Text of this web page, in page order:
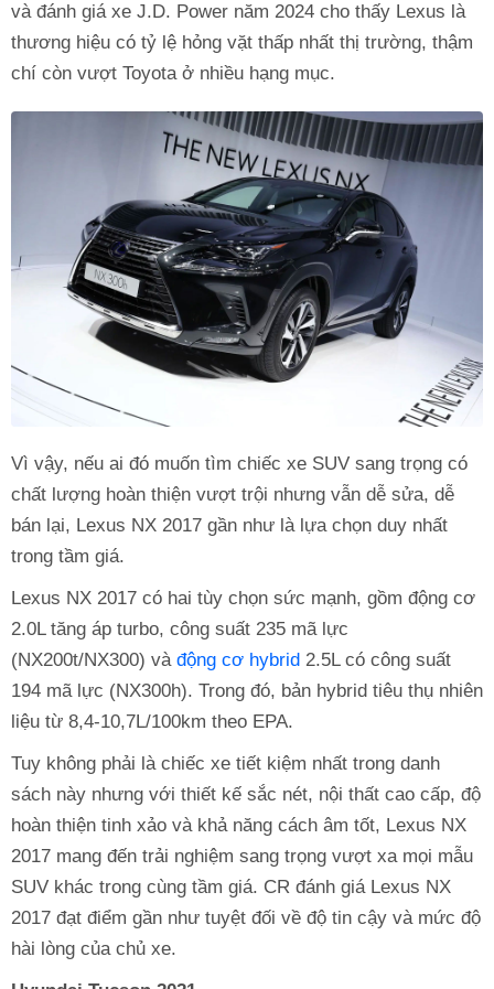
và đánh giá xe J.D. Power năm 2024 cho thấy Lexus là
thương hiệu có tỷ lệ hỏng vặt thấp nhất thị trường, thậm
chí còn vượt Toyota ở nhiều hạng mục.
Vì vậy, nếu ai đó muốn tìm chiếc xe SUV sang trọng có
chất lượng hoàn thiện vượt trội nhưng vẫn dễ sửa, dễ
bán lại, Lexus NX 2017 gần như là lựa chọn duy nhất
trong tầm giá.
Lexus NX 2017 có hai tùy chọn sức mạnh, gồm động cơ
2.0L tăng áp turbo, công suất 235 mã lực
(NX200t/NX300) và động cơ hybrid 2.5L có công suất
194 mã lực (NX300h). Trong đó, bản hybrid tiêu thụ nhiên
liệu từ 8,4-10,7L/100km theo EPA.
Tuy không phải là chiếc xe tiết kiệm nhất trong danh
sách này nhưng với thiết kế sắc nét, nội thất cao cấp, độ
hoàn thiện tinh xảo và khả năng cách âm tốt, Lexus NX
2017 mang đến trải nghiệm sang trọng vượt xa mọi mẫu
SUV khác trong cùng tầm giá. CR đánh giá Lexus NX
2017 đạt điểm gần như tuyệt đối về độ tin cậy và mức độ
hài lòng của chủ xe.